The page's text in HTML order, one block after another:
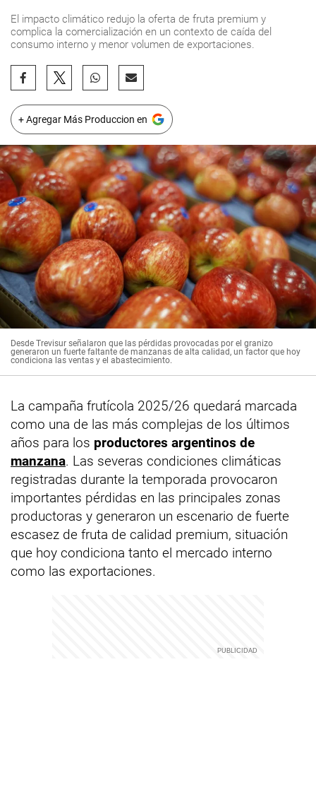
El impacto climático redujo la oferta de fruta premium y
complica la comercialización en un contexto de caída del
consumo interno y menor volumen de exportaciones.
+ Agregar Más Produccion en
Desde Trevisur señalaron que las pérdidas provocadas por el granizo
generaron un fuerte faltante de manzanas de alta calidad, un factor que hoy
condiciona las ventas y el abastecimiento.
La campaña frutícola 2025/26 quedará marcada
como una de las más complejas de los últimos
años para los productores argentinos de
manzana. Las severas condiciones climáticas
registradas durante la temporada provocaron
importantes pérdidas en las principales zonas
productoras y generaron un escenario de fuerte
escasez de fruta de calidad premium, situación
que hoy condiciona tanto el mercado interno
como las exportaciones.